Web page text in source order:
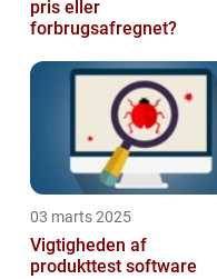
pris eller
forbrugsafregnet?
03 marts 2025
Vigtigheden af
produkttest software